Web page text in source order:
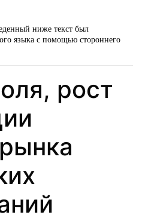
ниже текст был
языка с помощью стороннего
рост